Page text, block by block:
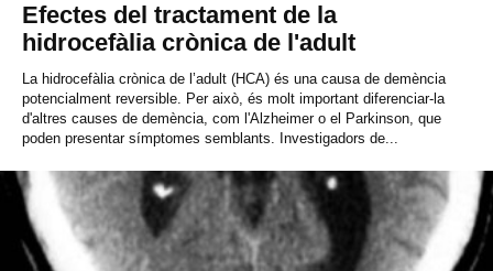
Efectes del tractament de la
hidrocefàlia crònica de l'adult
La hidrocefàlia crònica de l’adult (HCA) és una causa de demència
potencialment reversible. Per això, és molt important diferenciar-la
d'altres causes de demència, com l'Alzheimer o el Parkinson, que
poden presentar símptomes semblants. Investigadors de...